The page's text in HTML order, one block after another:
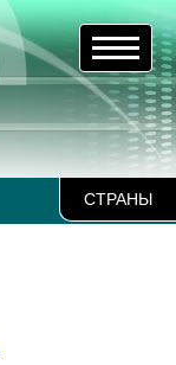
СТРАНЫ